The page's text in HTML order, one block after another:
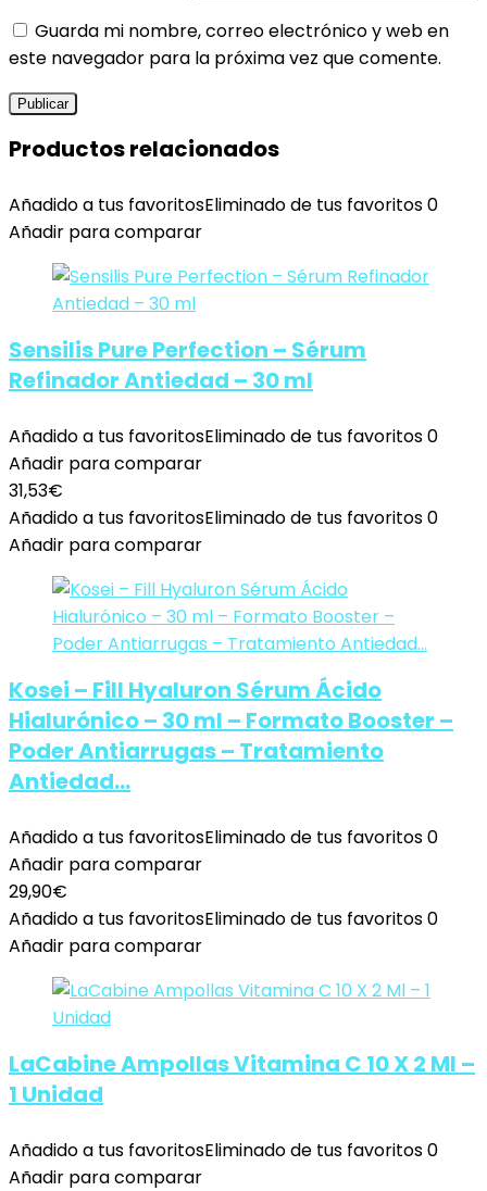
Guarda mi nombre, correo electrónico y web en
este navegador para la próxima vez que comente.
Productos relacionados
Añadido a tus favoritosEliminado de tus favoritos0
Añadir para comparar
Sensilis Pure Perfection – Sérum
Refinador Antiedad – 30 ml
Añadido a tus favoritosEliminado de tus favoritos0
Añadir para comparar
31,53€
Añadido a tus favoritosEliminado de tus favoritos0
Añadir para comparar
Kosei – Fill Hyaluron Sérum Ácido
Hialurónico – 30 ml – Formato Booster –
Poder Antiarrugas – Tratamiento
Antiedad…
Añadido a tus favoritosEliminado de tus favoritos0
Añadir para comparar
29,90€
Añadido a tus favoritosEliminado de tus favoritos0
Añadir para comparar
LaCabine Ampollas Vitamina C 10 X 2 Ml –
1 Unidad
Añadido a tus favoritosEliminado de tus favoritos0
Añadir para comparar